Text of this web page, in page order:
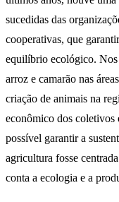
sucedidas das
cooperativas, que
equilíbrio ecológico. Nos
arroz e camarão nas
criação de animais na
econômico dos coletivos
possível garantir a
agricultura fosse
conta a ecologia e a